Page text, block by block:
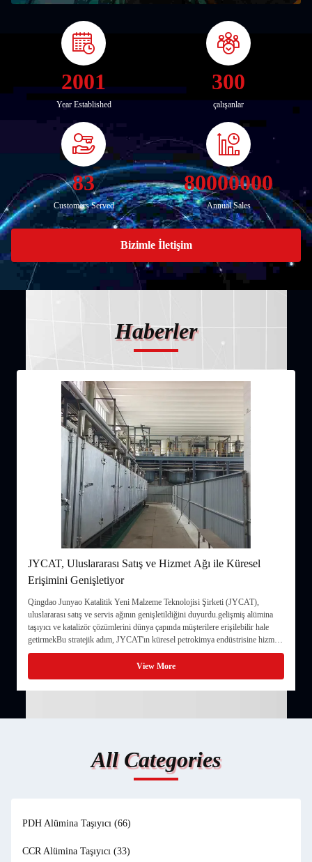
2001
Year Established
300
çalışanlar
83
Customers Served
80000000
Annual Sales
Bizimle İletişim
Haberler
JYCAT, Uluslararası Satış ve Hizmet Ağı ile Küresel
Erişimini Genişletiyor
Qingdao Junyao Katalitik Yeni Malzeme Teknolojisi Şirketi (JYCAT),
uluslararası satış ve servis ağının genişletildiğini duyurdu.gelişmiş alümina
taşıyıcı ve katalizör çözümlerini dünya çapında müşterilere erişilebilir hale
getirmekBu stratejik adım, JYCAT'ın küresel petrokimya endüstrisine hizmet
etmek ve uluslararası işbirlikleri teşvik etmek konusundaki taahhüdünü
View More
All Categories
PDH Alümina Taşıyıcı (66)
CCR Alümina Taşıyıcı (33)